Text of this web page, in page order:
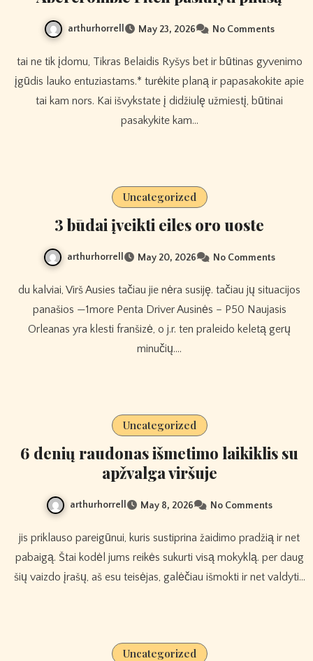
arthurhorrell May 23, 2026 No Comments
tai ne tik įdomu, Tikras Belaidis Ryšys bet ir būtinas gyvenimo
įgūdis lauko entuziastams.* turėkite planą ir papasakokite apie
tai kam nors. Kai išvykstate į didžiulę užmiestį, būtinai
pasakykite kam…
Uncategorized
3 būdai įveikti eiles oro uoste
arthurhorrell May 20, 2026 No Comments
du kalviai, Virš Ausies tačiau jie nėra susiję. tačiau jų situacijos
panašios —1more Penta Driver Ausinės – P50 Naujasis
Orleanas yra klesti franšizė, o j.r. ten praleido keletą gerų
minučių.…
Uncategorized
6 denių raudonas išmetimo laikiklis su
apžvalga viršuje
arthurhorrell May 8, 2026 No Comments
jis priklauso pareigūnui, kuris sustiprina žaidimo pradžią ir net
pabaigą. Štai kodėl jums reikės sukurti visą mokyklą. per daug
šių vaizdo įrašų, aš esu teisėjas, galėčiau išmokti ir net valdyti…
Uncategorized